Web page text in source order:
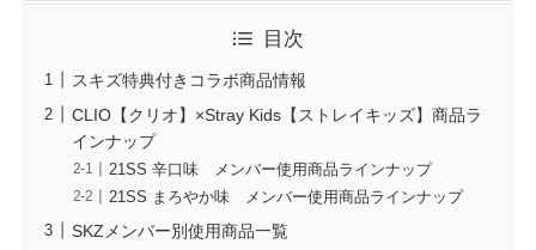
目次
スキズ特典付きコラボ商品情報
CLIO【クリオ】×Stray Kids【ストレイキッズ】商品ラ
インナップ
21SS 辛口味 メンバー使用商品ラインナップ
21SS まろやか味 メンバー使用商品ラインナップ
SKZメンバー別使用商品一覧